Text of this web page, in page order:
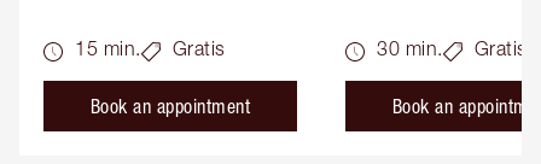
15 min. Gratis
Book an appointment
30 min. Gratis
Book an